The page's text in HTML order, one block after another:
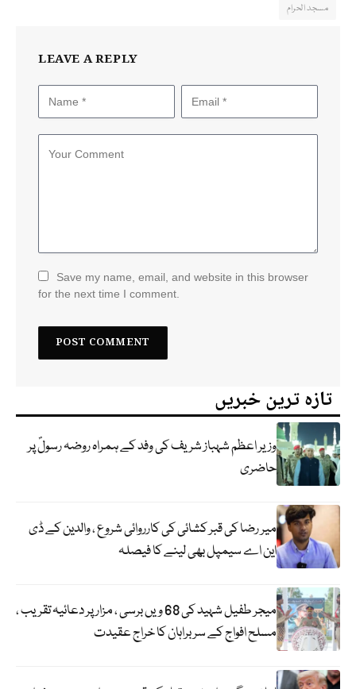
مسجد الحرام
LEAVE A REPLY
Save my name, email, and website in this browser
for the next time I comment.
تازہ ترین خبریں
وزیر اعظم شہباز شریف کی وفد کے ہمراہ روضہ رسولؐ پر
حاضری
میر رضا کی قبر کشائی کی کارروائی شروع ، والدین کے ڈی
این اے سیمپل بھی لینے کا فیصلہ
میجر طفیل شہید کی 68 ویں برسی ، مزار پر دعائیہ تقریب ،
مسلح افواج کے سربراہان کا خراج عقیدت